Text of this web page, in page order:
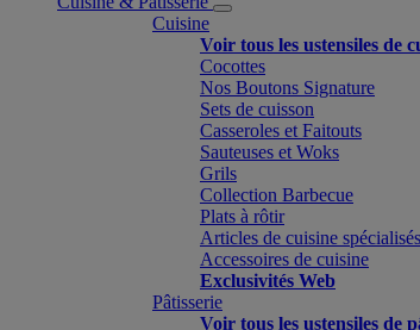
Cuisine
Voir tous les ustensiles de
Cocottes
Nos Boutons Signature
Sets de cuisson
Casseroles et Faitouts
Sauteuses et Woks
Grils
Collection Barbecue
Plats à rôtir
Articles de cuisine spécialisés
Accessoires de cuisine
Exclusivités Web
Pâtisserie
Voir tous les ustensiles de